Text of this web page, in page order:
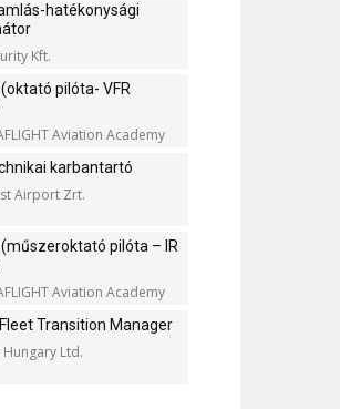
hatékonysági
Kft.
pilóta- VFR
Aviation Academy
karbantartó
Airport Zrt.
pilóta – IR
Aviation Academy
Transition Manager
Ltd.